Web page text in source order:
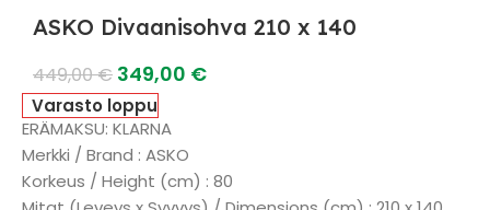
ASKO Divaanisohva 210 x 140
449,00€ 349,00 €
Varasto loppu
ERÄMAKSU: KLARNA
Merkki / Brand : ASKO
Korkeus / Height (cm) : 80